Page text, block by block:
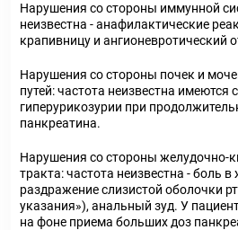
Нарушения со стороны иммунной
неизвестна - анафилактические
крапивницу и ангионевротический
Нарушения со стороны почек и
путей: частота неизвестна имеются
гиперурикозурии при
панкреатина.
Нарушения со стороны желудочно-
тракта: частота неизвестна - боль в
раздражение слизистой оболочки
указания»), анальный зуд. У
на фоне приема больших доз